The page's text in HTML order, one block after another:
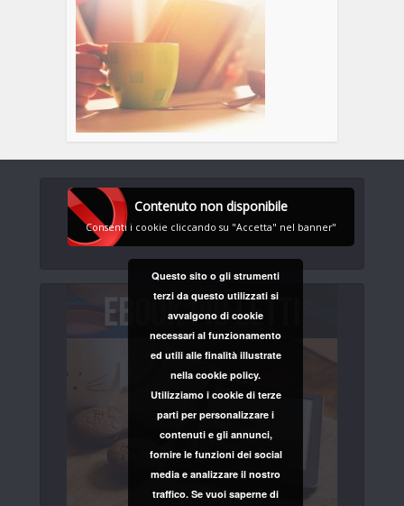
Contenuto non disponibile
Consenti i cookie cliccando su "Accetta" nel banner"
Questo sito o gli strumenti
terzi da questo utilizzati si
avvalgono di cookie
necessari al funzionamento
ed utili alle finalità illustrate
nella cookie policy.
Utilizziamo i cookie di terze
parti per personalizzare i
contenuti e gli annunci,
fornire le funzioni dei social
media e analizzare il nostro
traffico. Se vuoi saperne di